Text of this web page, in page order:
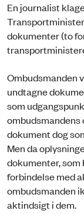
En journalist
dokumenter (to
Ombudsmanden
undtagne
som
ombudsmandens
dokument dog
Men da
dokumenter,
forbindelse med
ombudsmanden
aktindsigt i dem.